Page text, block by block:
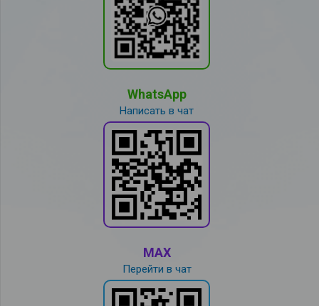
WhatsApp
Написать в чат
MAX
Перейти в чат